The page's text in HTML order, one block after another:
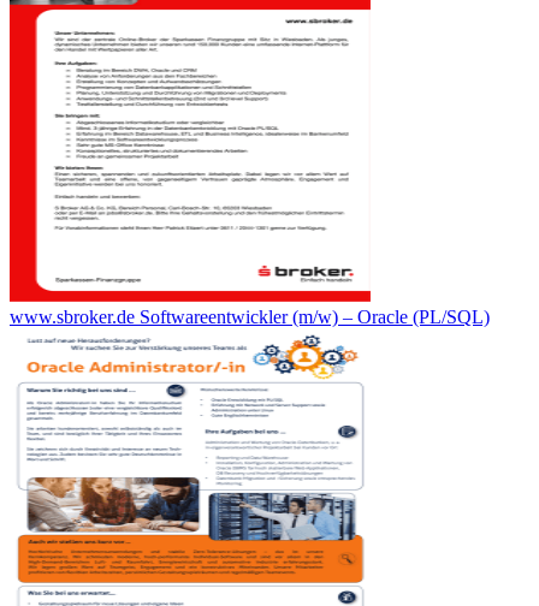
www.sbroker.de Softwareentwickler (m/w) – Oracle (PL/SQL)